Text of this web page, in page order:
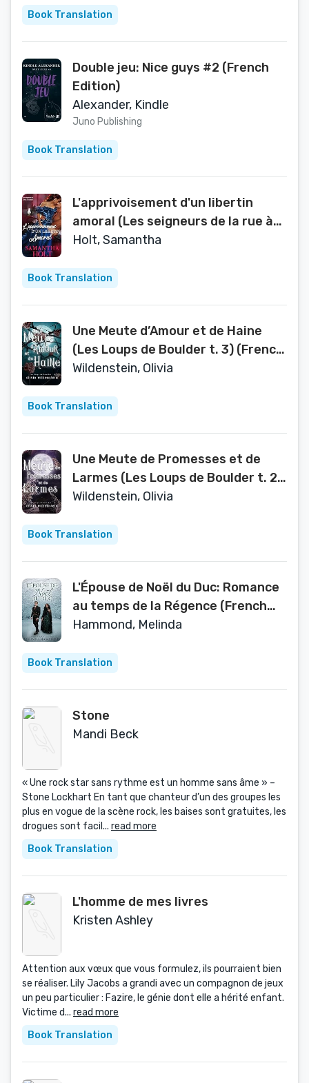
Book Translation
Double jeu: Nice guys #2 (French
Edition)
Alexander, Kindle
Juno Publishing
Book Translation
L'apprivoisement d'un libertin
amoral (Les seigneurs de la rue à
scandale t. 1) (French Edition)
Holt, Samantha
Book Translation
Une Meute d’Amour et de Haine
(Les Loups de Boulder t. 3) (French
Edition)
Wildenstein, Olivia
Book Translation
Une Meute de Promesses et de
Larmes (Les Loups de Boulder t. 2)
(French Edition)
Wildenstein, Olivia
Book Translation
L'Épouse de Noël du Duc: Romance
au temps de la Régence (French
Edition)
Hammond, Melinda
Book Translation
Stone
Mandi Beck
« Une rock star sans rythme est un homme sans âme » –
Stone Lockhart En tant que chanteur d’un des groupes les
plus en vogue de la scène rock, les baises sont gratuites, les
drogues sont facil... read more
Book Translation
L'homme de mes livres
Kristen Ashley
Attention aux vœux que vous formulez, ils pourraient bien
se réaliser. Lily Jacobs a grandi avec un compagnon de jeux
un peu particulier : Fazire, le génie dont elle a hérité enfant.
Victime d... read more
Book Translation